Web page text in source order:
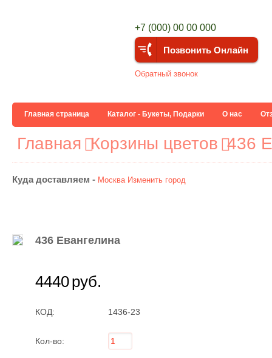
+7 (000) 00 00 000
Позвонить Онлайн
Обратный звонок
Главная страница Каталог - Букеты, Подарки О нас
Главная Корзины цветов 436
Куда доставляем - Москва Изменить город
436 Евангелина
4440руб.
КОД: 1436-23
Кол-во: